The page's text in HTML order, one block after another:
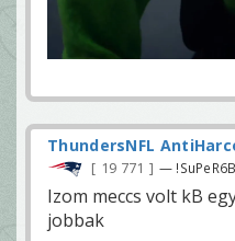
ThundersNFL
19 771 —
Izom meccs volt kB
jobbak